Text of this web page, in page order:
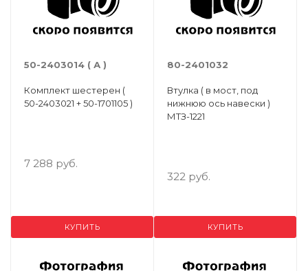
50-2403014 ( А )
Комплект шестерен (
50-2403021 + 50-1701105 )
7 288 руб.
КУПИТЬ
80-2401032
Втулка ( в мост, под
нижнюю ось навески )
МТЗ-1221
322 руб.
КУПИТЬ